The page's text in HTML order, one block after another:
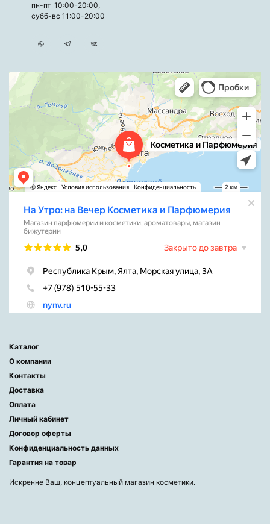
пн-пт 10:00-20:00,
субб-вс 11:00-20:00
Каталог
О компании
Контакты
Доставка
Оплата
Личный кабинет
Договор оферты
Конфиденциальность данных
Гарантия на товар
Искренне Ваш, концептуальный магазин косметики.